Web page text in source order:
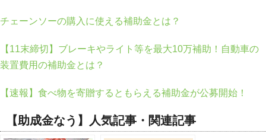
チェーンソーの購入に使える補助金とは？
【11末締切】ブレーキやライト等を最大10万補助！自動車の
装置費用の補助金とは？
【速報】食べ物を寄贈するともらえる補助金が公募開始！
【助成金なう】人気記事・関連記事